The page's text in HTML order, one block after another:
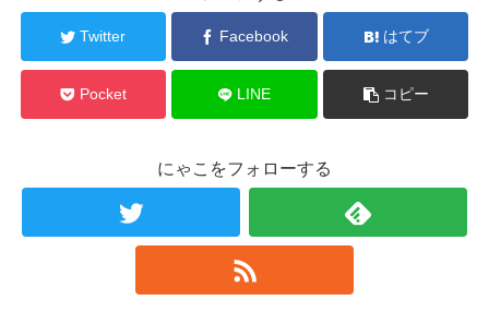
Twitter Facebook はてブ
Pocket LINE コピー
にゃこをフォローする